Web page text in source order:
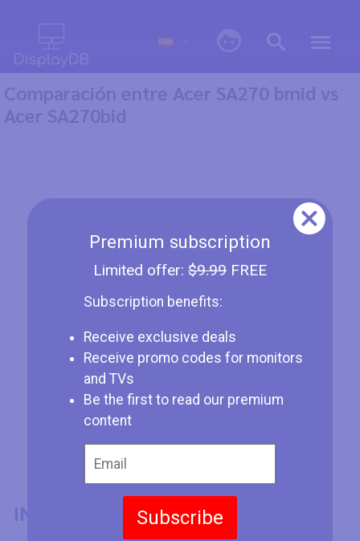
Premium subscription
Limited offer: $9.99FREE
Subscription benefits:
Receive exclusive deals
Receive promo codes for monitors
and TVs
Be the first to read our premium
content
Subscribe
Comparación entre Acer SA270 bmid vs
Acer SA270bid
INFORMACIÓN GENERAL